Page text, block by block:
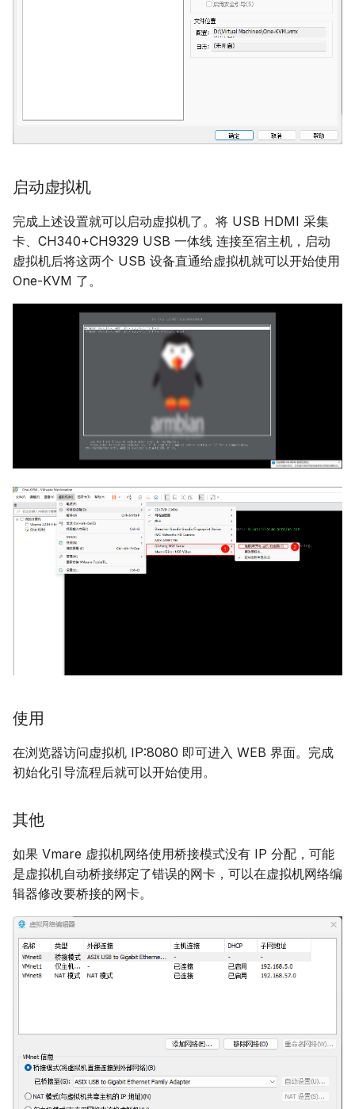
启动虚拟机
完成上述设置就可以启动虚拟机了。将 USB HDMI 采集
卡、CH340+CH9329 USB 一体线 连接至宿主机，启动
虚拟机后将这两个 USB 设备直通给虚拟机就可以开始使用
One-KVM 了。
使用
在浏览器访问虚拟机 IP:8080 即可进入 WEB 界面。完成
初始化引导流程后就可以开始使用。
其他
如果 Vmare 虚拟机网络使用桥接模式没有 IP 分配，可能
是虚拟机自动桥接绑定了错误的网卡，可以在虚拟机网络编
辑器修改要桥接的网卡。